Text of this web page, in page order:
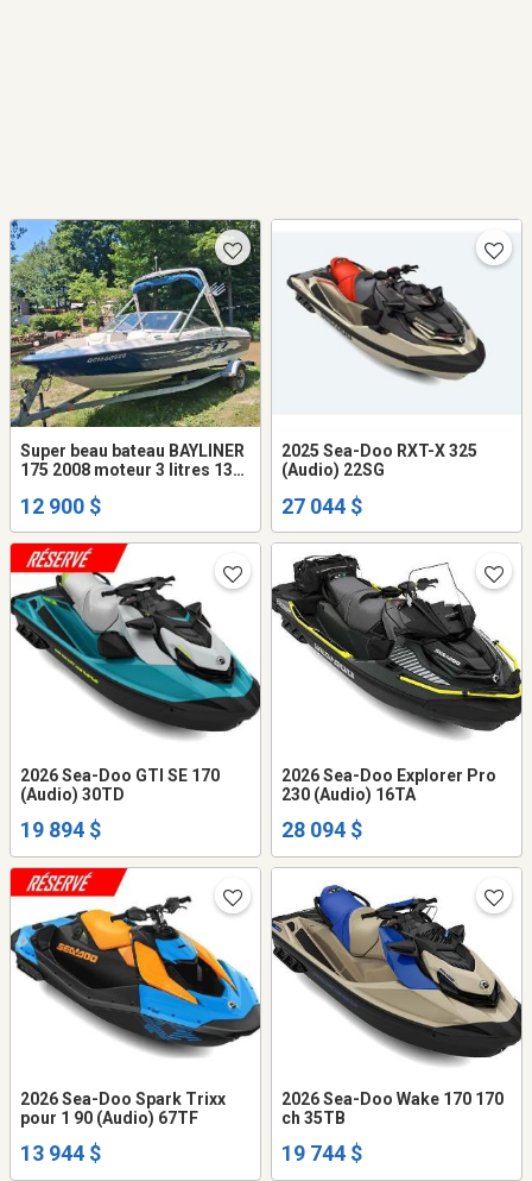
Super beau bateau BAYLINER
175 2008 moteur 3 litres 135
12 900 $
2025 Sea-Doo RXT-X 325
(Audio) 22SG
27 044 $
2026 Sea-Doo GTI SE 170
(Audio) 30TD
19 894 $
2026 Sea-Doo Explorer Pro
230 (Audio) 16TA
28 094 $
2026 Sea-Doo Spark Trixx
pour 1 90 (Audio) 67TF
13 944 $
2026 Sea-Doo Wake 170 170
ch 35TB
19 744 $